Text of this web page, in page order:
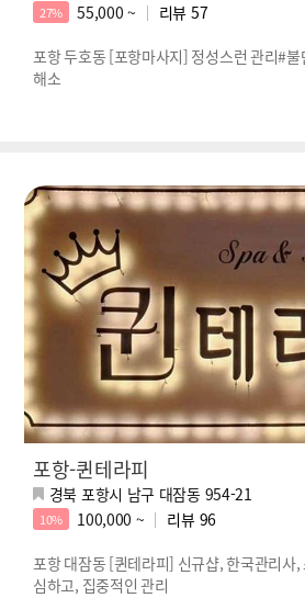
27% 55,000 ~ 리뷰 57
포항 두호동 [포항마사지] 정성스런 관리#
해소
포항-퀸테라피
경북 포항시 남구 대잠동 954-21
10% 100,000 ~ 리뷰 96
포항 대잠동 [퀸테라피] 신규샵, 한국관리사
심하고, 집중적인 관리